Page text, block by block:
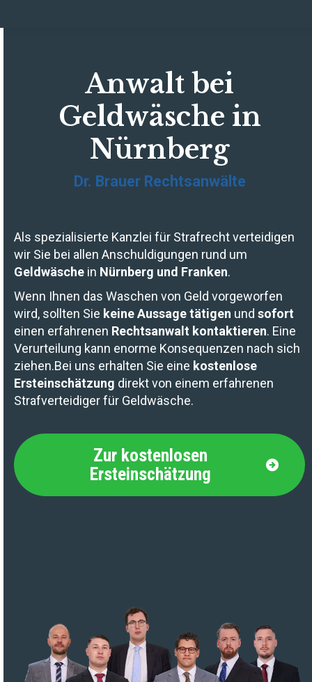
Anwalt bei
Geldwäsche in
Nürnberg
Dr. Brauer Rechtsanwälte
Als spezialisierte Kanzlei für Strafrecht verteidigen
wir Sie bei allen Anschuldigungen rund um
Geldwäsche in Nürnberg und Franken.
Wenn Ihnen das Waschen von Geld vorgeworfen
wird, sollten Sie keine Aussage tätigen und sofort
einen erfahrenen Rechtsanwalt kontaktieren. Eine
Verurteilung kann enorme Konsequenzen nach sich
ziehen.Bei uns erhalten Sie eine kostenlose
Ersteinschätzung direkt von einem erfahrenen
Strafverteidiger für Geldwäsche.
Zur kostenlosen
Ersteinschätzung